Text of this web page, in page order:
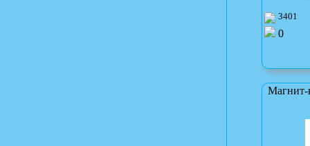
3401
0
Магнит-